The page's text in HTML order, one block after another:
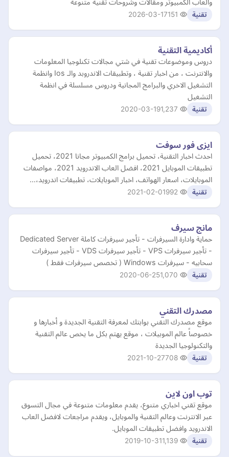
والعاب الكمبيوتر ومقالات وشروحات تقنية متنوعة
تقنية 2026-03-17
أكاديمية التقنية
دروس وموضوعات تقنية في شتي مجالات تكنلوجيا المعلومات
والانترنت ، من اخبار تقنية ، وتطبيقات الاندروبد والـ Ios وانظمة
التشغيل الاخري والبرامج المجانية ودروس مسلسلة في انظمة
التشغيل
تقنية 2020-03-19
ايزى فور سوفت
احدث اخبار التقنية، تحميل برامج الكمبيوتر مجانا 2021، تحميل
تطبيقات الموبايل 2021، افضل العاب الاندرويد 2021، مواصفات
الموبايلات، اسعار الهواتف، اخبار الموبايلات، تطبيقات اندرويد،…
تقنية 2021-02-01
مانج سيرف
حماية وادارة السيرفرات - تأجير سيرفرات كاملة Dedicated Server
- تأجير سيرفرات VPS - تأجير سيرفرات VDS - تأجير سيرفرات
سحابيه - سيرفرات Windows ( تخصص سيرفرات فقط )
تقنية 2020-06-25
مصدرك التقني
موقع مصدرك التقني بوابتك لمعرفة التقنية الجديدة و أخبارها و
خصوصاً عالم الموبيلات ، موقع يهتم بكل ما يخص عالم التقنية
والتكنولوجيا الجديدة
تقنية 2021-10-27
توب اون لاين
موقع تقني اخباري متنوع، يقدم معلومات متنوعة في مجال التسوق
عبر الانترنت وعالم التقنية والموبايل، ويقدم مراجعات لافضل العاب
الاندرويد وافضل تطبيقات الموبايل.
تقنية 2019-10-31